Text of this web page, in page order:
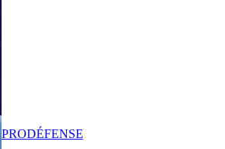
PRODÉFENSE